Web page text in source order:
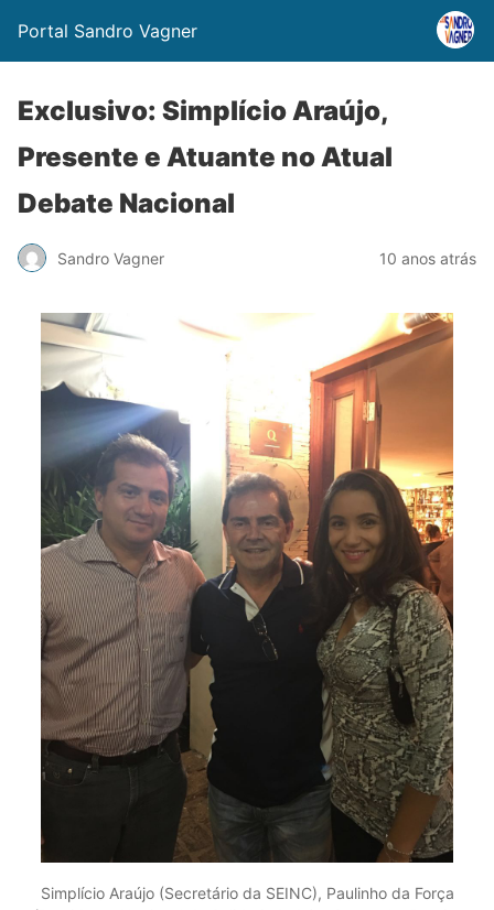
Portal Sandro Vagner
Exclusivo: Simplício Araújo,
Presente e Atuante no Atual
Debate Nacional
Sandro Vagner 10 anos atrás
Simplício Araújo (Secretário da SEINC), Paulinho da Força